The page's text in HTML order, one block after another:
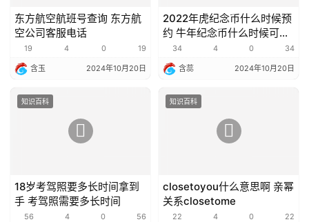
东方航空航班号查询 东方航
空公司客服电话
19 4 0 19
含玉 2024年10月20日
2022年虎纪念币什么时候预
约 牛年纪念币什么时候可以
预约
34 4 0 34
含蕊 2024年10月20日
知识百科
18岁考驾照要多长时间拿到
手 考驾照需要多长时间
56 4 0 56
知识百科
closetoyou什么意思啊 亲幂
关系closetome
22 4 0 22